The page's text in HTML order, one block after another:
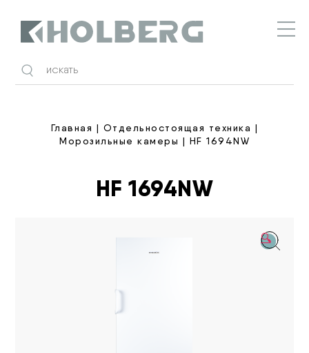
Главная | Отдельностоящая техника |
Морозильные камеры | HF 1694NW
HF 1694NW
🔍